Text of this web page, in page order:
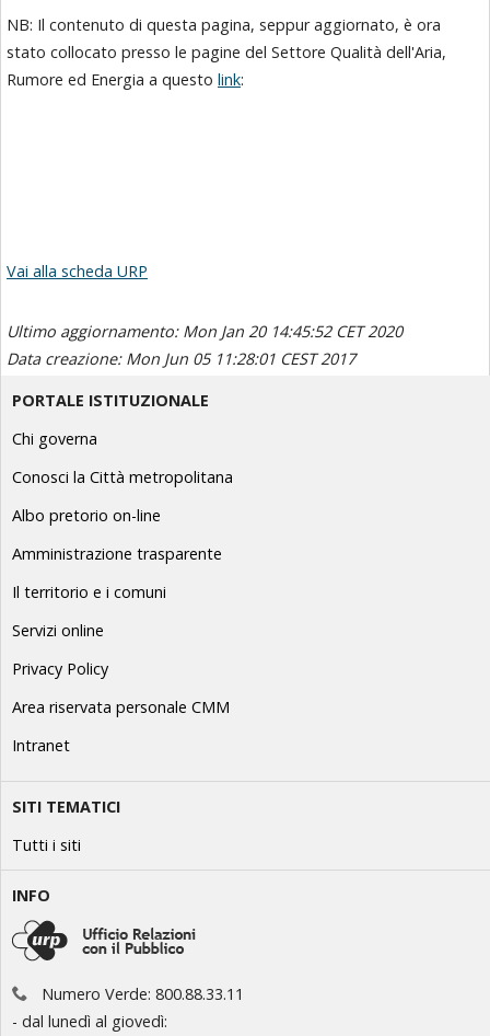
NB: Il contenuto di questa pagina, seppur aggiornato, è ora
stato collocato presso le pagine del Settore Qualità dell'Aria,
Rumore ed Energia a questo link:
Vai alla scheda URP
Ultimo aggiornamento: Mon Jan 20 14:45:52 CET 2020
Data creazione: Mon Jun 05 11:28:01 CEST 2017
PORTALE ISTITUZIONALE
Chi governa
Conosci la Città metropolitana
Albo pretorio on-line
Amministrazione trasparente
Il territorio e i comuni
Servizi online
Privacy Policy
Area riservata personale CMM
Intranet
SITI TEMATICI
Tutti i siti
INFO
Numero Verde: 800.88.33.11
- dal lunedì al giovedì: